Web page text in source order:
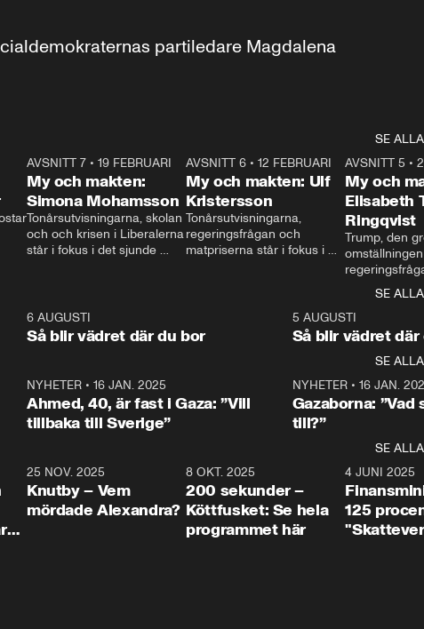
partiledare Magdalena
SE ALLA
24:30
AVSNITT 7• 19 FEBRUARI
My och makten:
Simona Mohamsson
Tonårsutvisningarna, skolan
och och krisen i Liberalerna
står i fokus i det sjunde
kommentator My
Rohwedder ställer
utbildnings- och
Mohamsson till svars.
27:30
AVSNITT 6 •12 FEBRUARI
My och makten: Ulf
Kristersson
Tonårsutvisningarna,
regeringsfrågan och
matpriserna står i fokus i
Rohwedder ställer
statsminister Ulf Kristersson
AVSNITT 5 •
My och
Elisabeth
Ringqvist
Trump, den
centrum i
avsnittet av
Makten”. Se
Aftonbladets
Rohwedder
Thand Ring
SE ALLA
6 AUGUSTI
Så blir vädret där du bor
5 AUGUSTI
Så blir vädret där
SE ALLA
NYHETER• 16 JAN. 2025
Ahmed, 40, är fast i Gaza: ”Vill
tillbaka till Sverige”
NYHETER• 16 JAN.
Gazaborna:
till?”
SE ALLA
31:05
25 NOV. 2025
Knutby – Vem
mördade Alexandra?
4:29
8 OKT. 2025
200 sekunder –
Köttfusket: Se hela
programmet här
4 JUNI 2025
125